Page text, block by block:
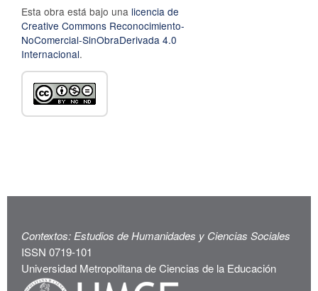
Esta obra está bajo una licencia de
Creative Commons Reconocimiento-
NoComercial-SinObraDerivada 4.0
Internacional.
Contextos: Estudios de Humanidades y Ciencias Sociales
ISSN 0719-101
Universidad Metropolitana de Ciencias de la Educación